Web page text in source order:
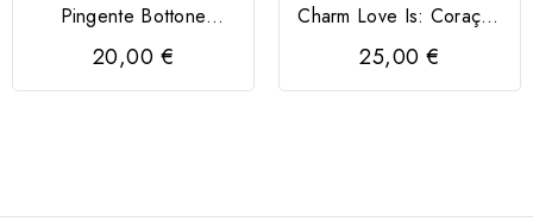
Pingente Bottone
QUDO 11.5mm
20,00 €
Charm Love Is: Coração
com Cristais Prateados
25,00 €